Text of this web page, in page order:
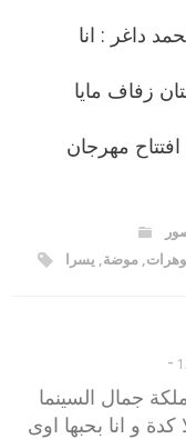
داغر : انا
زفاف مايا
مهرجان
,موضة, يسرا
-
جمال السينما
كدة و انا بحبها اوى